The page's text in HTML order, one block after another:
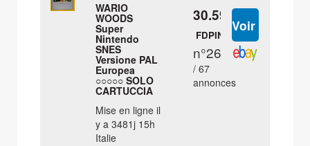
WARIO
WOODS
Super
Nintendo
SNES
Versione PAL
Europea
○○○○○ SOLO
CARTUCCIA
Mise en ligne il
y a 3481j 15h
Italie
30.59 €
FDPIN
n°26
/ 67
annonces